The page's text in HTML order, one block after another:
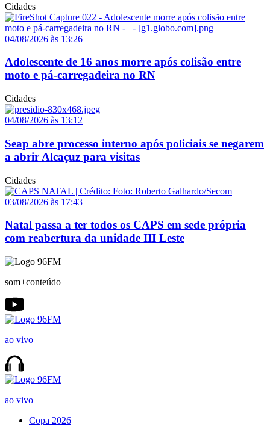
Cidades
04/08/2026 às 13:26
Adolescente de 16 anos morre após colisão entre
moto e pá-carregadeira no RN
Cidades
04/08/2026 às 13:12
Seap abre processo interno após policiais se negarem
a abrir Alcaçuz para visitas
Cidades
03/08/2026 às 17:43
Natal passa a ter todos os CAPS em sede própria
com reabertura da unidade III Leste
som+conteúdo
ao vivo
ao vivo
Copa 2026